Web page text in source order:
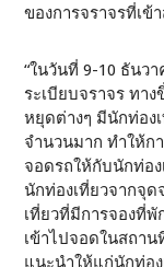
ของการจราจรที่เข้
“ในวันที่ 9-10 ธันว
ระเบียบจราจร ทา
หยุดต่างๆ มีนักท่อง
จำนวนมาก ทำให้
จอดรถให้กับนักท่อ
นักท่องเที่ยวจากจุ
เที่ยวที่มีการจองที่
เข้าไปจอดในสถา
แนะนำให้แก่นักท่อ